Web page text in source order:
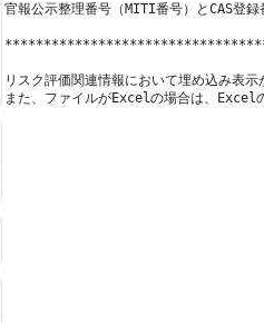
官報公示整理番号（MITI番号）とCAS登
リスク評価関連情報において埋め込み表
また、ファイルがExcelの場合は、Excel